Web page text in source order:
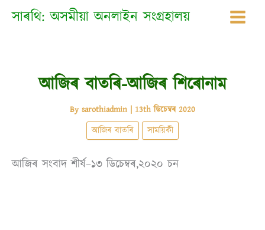
সাৰথি: অসমীয়া অনলাইন সংগ্ৰহালয়
আজিৰ বাতৰি-আজিৰ শিৰোনাম
By sarothiadmin | 13th ডিচেম্বৰ 2020
আজিৰ বাতৰি সাময়িকী
আজিৰ সংবাদ শীৰ্ষ–১৩ ডিচেম্বৰ,২০২০ চন